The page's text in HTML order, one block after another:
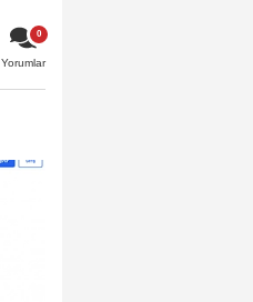
Yorumlar